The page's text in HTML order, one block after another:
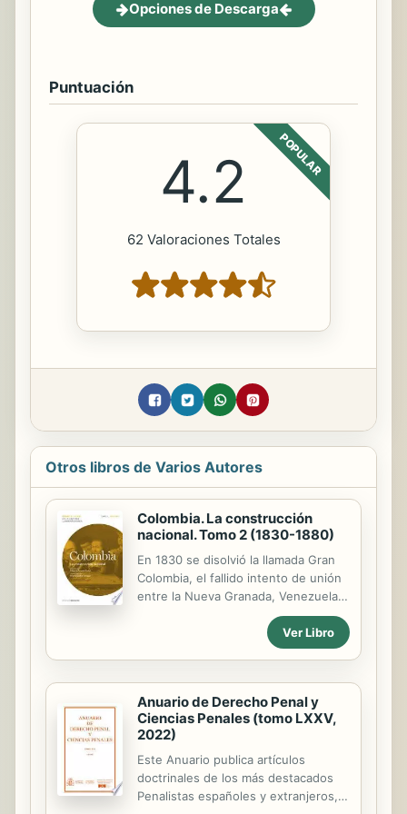
Opciones de Descarga
Puntuación
POPULAR
4.2
62 Valoraciones Totales
Otros libros de Varios Autores
Colombia. La construcción
nacional. Tomo 2 (1830-1880)
En 1830 se disolvió la llamada Gran
Colombia, el fallido intento de unión
entre la Nueva Granada, Venezuela y
Ecuador. Entre aquel año y 1880, y
bajo distintos nombres, en la que
hoy se conoce como República de
algunos errados, otros acertados,
por construir un Estado nacional
moderno, sobre todo en el marco de
las ideas liberales del momento.
Éstas promovían la transformación
hacia una sociedad de individuos
libres e iguales, bajo los criterios de
Ver Libro
Anuario de Derecho Penal y
Ciencias Penales (tomo LXXV,
2022)
Este Anuario publica artículos
doctrinales de los más destacados
Penalistas españoles y extranjeros,